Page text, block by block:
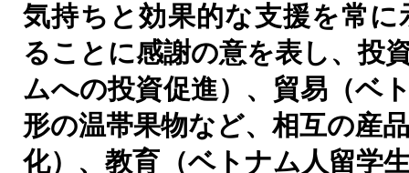
気持ちと効果的な支援を常
ることに感謝の意を表し、投
ムへの投資促進）、貿易（ベ
形の温帯果物など、相互の産
化）、教育（ベトナム人留学